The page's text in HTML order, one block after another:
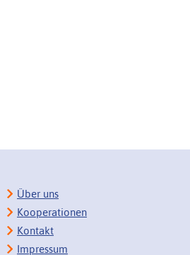
Über uns
Kooperationen
Kontakt
Impressum